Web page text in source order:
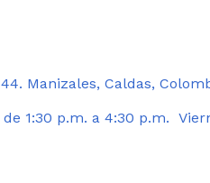
Manizales, Caldas,
1:30 p.m. a 4:30 p.m.